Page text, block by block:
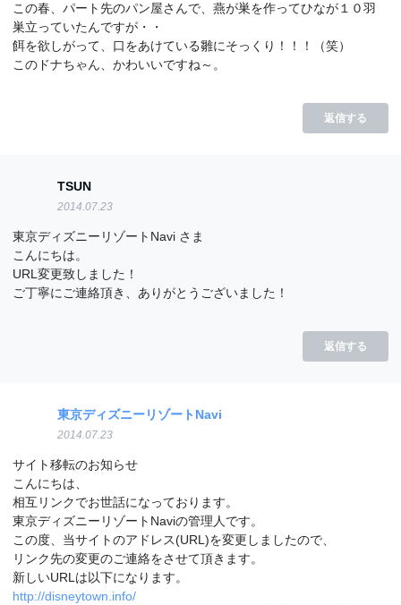
この春、パート先のパン屋さんで、燕が巣を作ってひなが１０羽
巣立っていたんですが・・
餌を欲しがって、口をあけている雛にそっくり！！！（笑）
このドナちゃん、かわいいですね～。
返信する
TSUN
2014.07.23
東京ディズニーリゾートNavi さま
こんにちは。
URL変更致しました！
ご丁寧にご連絡頂き、ありがとうございました！
返信する
東京ディズニーリゾートNavi
2014.07.23
サイト移転のお知らせ
こんにちは、
相互リンクでお世話になっております。
東京ディズニーリゾートNaviの管理人です。
この度、当サイトのアドレス(URL)を変更しましたので、
リンク先の変更のご連絡をさせて頂きます。
新しいURLは以下になります。
http://disneytown.info/